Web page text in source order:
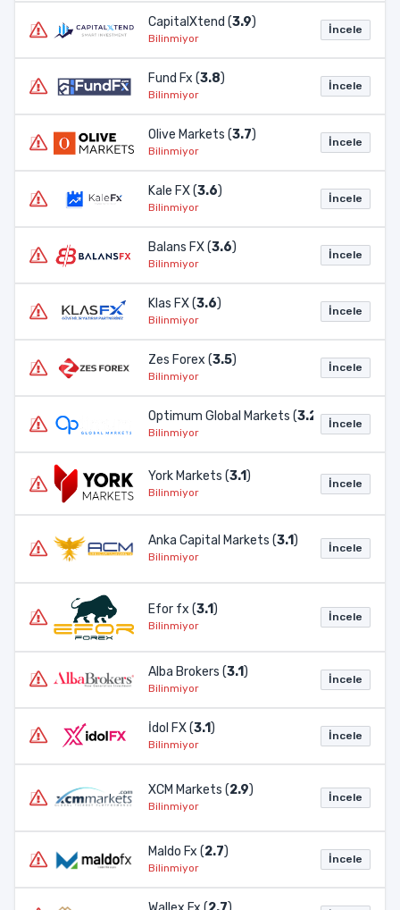
CapitalXtend (3.9)
Bilinmiyor
İncele
Fund Fx (3.8)
Bilinmiyor
İncele
Olive Markets (3.7)
Bilinmiyor
İncele
Kale FX (3.6)
Bilinmiyor
İncele
Balans FX (3.6)
Bilinmiyor
İncele
Klas FX (3.6)
Bilinmiyor
İncele
Zes Forex (3.5)
Bilinmiyor
İncele
Optimum Global Markets (3.2 )
Bilinmiyor
İncele
York Markets (3.1)
Bilinmiyor
İncele
Anka Capital Markets (3.1)
Bilinmiyor
İncele
Efor fx (3.1)
Bilinmiyor
İncele
Alba Brokers (3.1)
Bilinmiyor
İncele
İdol FX (3.1)
Bilinmiyor
İncele
XCM Markets (2.9)
Bilinmiyor
İncele
Maldo Fx (2.7)
Bilinmiyor
İncele